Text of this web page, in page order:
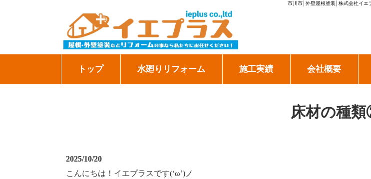
市川市│外壁屋根塗装│株式会社イエ
トップ 水廻りリフォーム 施工実績 会社概要
床材の種
2025/10/20
こんにちは！イエプラスです(‘ω’)ノ